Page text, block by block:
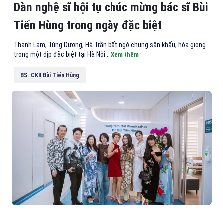
Dàn nghệ sĩ hội tụ chúc mừng bác sĩ Bùi
Tiến Hùng trong ngày đặc biệt
Thanh Lam, Tùng Dương, Hà Trần bất ngờ chung sân khấu, hòa giọng
trong một dịp đặc biệt tại Hà Nội... Xem thêm
BS. CKII Bùi Tiến Hùng